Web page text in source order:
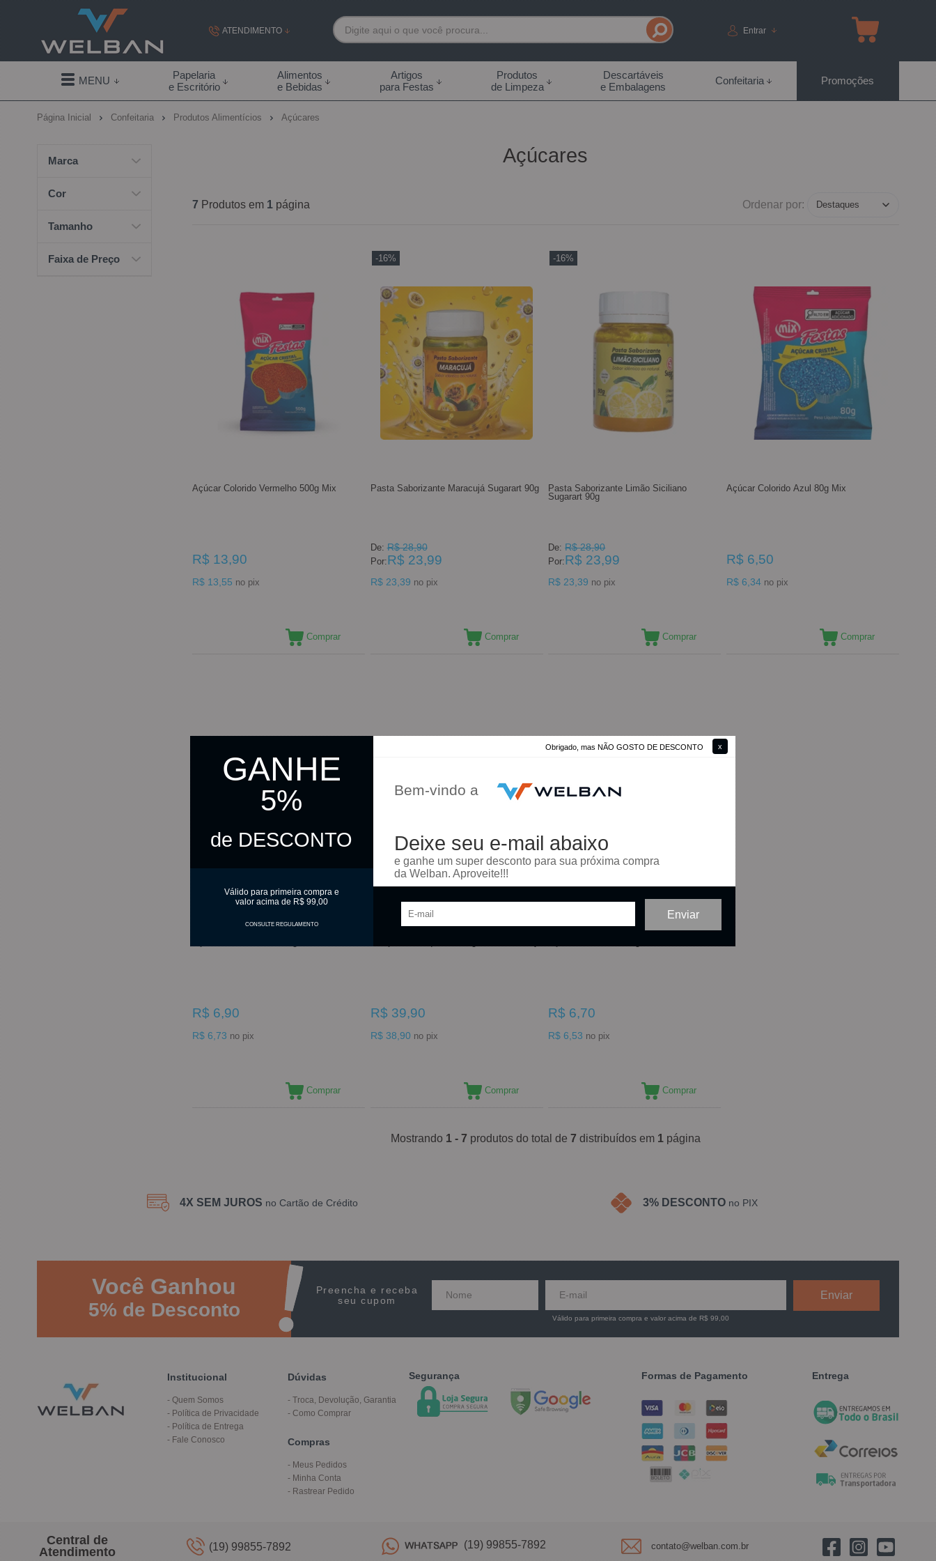
Obrigado, mas NÃO GOSTO DE DESCONTO
GANHE
5%
de DESCONTO
Válido para primeira compra e
valor acima de R$ 99,00
CONSULTE REGULAMENTO
Bem-vindo a
Deixe seu e-mail abaixo
e ganhe um super desconto para sua próxima compra
da Welban. Aproveite!!!
ATENDIMENTO
(19) 99855-7892
(19) 99855-7892
contato@welban.com.br
Segunda à sexta - 08:30h às 18:00h Sábados -
09:00h às 14:00h
Entrar
MENU
Papelaria
e Escritório
Alimentos
e Bebidas
Artigos
para Festas
Produtos
de Limpeza
Descartáveis
e Embalagens
Confeitaria Promoções
Página Inicial Confeitaria Produtos Alimentícios Açúcares
Marca
Cor
Tamanho
Faixa de Preço
Açúcares
7 Produtos em 1 página Ordenar por:
Açúcar Colorido Vermelho 500g Mix
R$ 13,90
R$ 13,55 no pix
Comprar
-16%
Pasta Saborizante Maracujá Sugarart 90g
De: R$ 28,90
Por:R$ 23,99
R$ 23,39 no pix
Comprar
-16%
Pasta Saborizante Limão Siciliano
Sugarart 90g
De: R$ 28,90
Por:R$ 23,99
R$ 23,39 no pix
Comprar
Açúcar Colorido Azul 80g Mix
R$ 6,50
R$ 6,34 no pix
Comprar
R$ 6,90
R$ 6,73 no pix
Comprar
R$ 39,90
R$ 38,90 no pix
Comprar
R$ 6,70
R$ 6,53 no pix
Comprar
Mostrando1 - 7produtos do total de7distribuídos em1página
4X SEM JUROS no Cartão de Crédito 3% DESCONTO no PIX
VocêGanhou
5%de Desconto
Preencha e receba
seu cupom
Válido para primeira compra e valor acima de R$ 99,00
Institucional
Quem Somos
Política de Privacidade
Política de Entrega
Fale Conosco
Dúvidas
Troca, Devolução, Garantia
Como Comprar
Compras
Meus Pedidos
Minha Conta
Rastrear Pedido
Segurança Formas de Pagamento Entrega
Central de
Atendimento
(19) 99855-7892 (19) 99855-7892 contato@welban.com.br